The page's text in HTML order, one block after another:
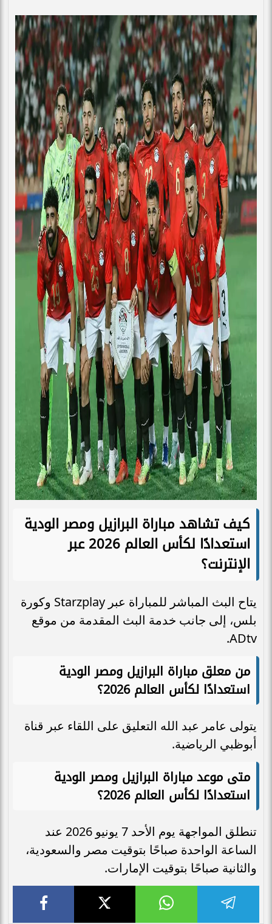
كيف تشاهد مباراة البرازيل ومصر الودية
استعدادًا لكأس العالم 2026 عبر
الإنترنت؟
يتاح البث المباشر للمباراة عبر Starzplay وكورة
بلس، إلى جانب خدمة البث المقدمة من موقع
ADtv.
من معلق مباراة البرازيل ومصر الودية
استعدادًا لكأس العالم 2026؟
يتولى عامر عبد الله التعليق على اللقاء عبر قناة
أبوظبي الرياضية.
متى موعد مباراة البرازيل ومصر الودية
استعدادًا لكأس العالم 2026؟
تنطلق المواجهة يوم الأحد 7 يونيو 2026 عند
الساعة الواحدة صباحًا بتوقيت مصر والسعودية،
والثانية صباحًا بتوقيت الإمارات.